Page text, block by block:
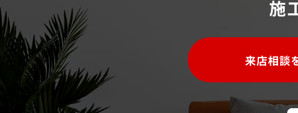
施
来店相談